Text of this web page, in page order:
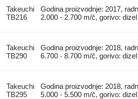
Takeuchi
TB216
Godina proizvodnje: 2017,
2.000 - 2.700 m/č, gorivo: dizel
Takeuchi
TB290
Godina proizvodnje: 2018,
6.700 - 8.700 m/č, gorivo: dizel
Takeuchi
TB295
Godina proizvodnje: 2018,
5.000 - 5.500 m/č, gorivo: dizel